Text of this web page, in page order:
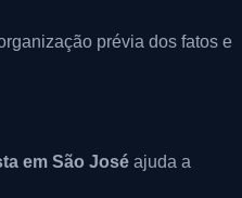
prévia dos fatos e
em São José ajuda a